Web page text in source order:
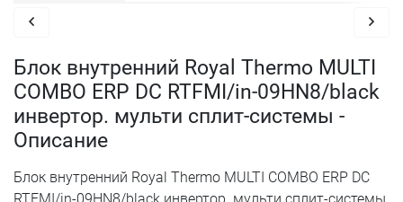
Блок внутренний Royal Thermo MULTI
COMBO ERP DC RTFMI/in-09HN8/black
инвертор. мульти сплит-системы -
Описание
Блок внутренний Royal Thermo MULTI COMBO ERP DC